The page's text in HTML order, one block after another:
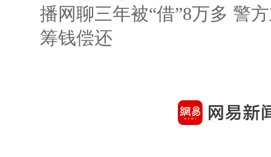
播网聊三年被“借”8万多 警
筹钱偿还